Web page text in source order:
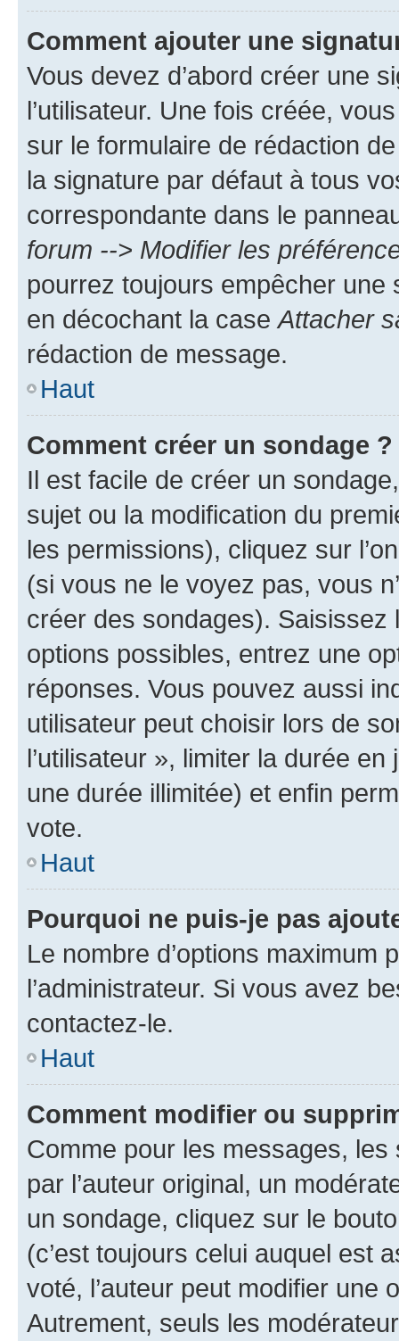
Comment ajouter une
Vous devez d’abord créer une
l’utilisateur. Une fois créée,
sur le formulaire de rédaction
la signature par défaut à tous
correspondante dans le
forum --> Modifier les
pourrez toujours empêcher une
en décochant la case Attacher
rédaction de message.
Haut
Comment créer un sondage ?
Il est facile de créer un
sujet ou la modification du
les permissions), cliquez sur
(si vous ne le voyez pas, vous
créer des sondages).
options possibles, entrez une
réponses. Vous pouvez aussi
utilisateur peut choisir lors de
l’utilisateur », limiter la durée
une durée illimitée) et enfin
vote.
Haut
Pourquoi ne puis-je pas
Le nombre d’options maximum
l’administrateur. Si vous avez
contactez-le.
Haut
Comment modifier ou
Comme pour les messages,
par l’auteur original, un
un sondage, cliquez sur le
(c’est toujours celui auquel est
voté, l’auteur peut modifier une
Autrement, seuls les